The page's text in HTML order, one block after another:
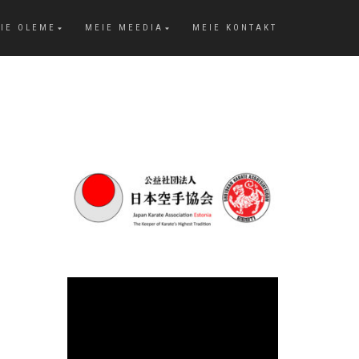
OLEME MEIE MEEDIA MEIE KONTAKT